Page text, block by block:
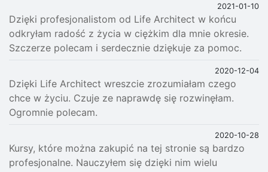
2021-01-10
Dzięki profesjonalistom od Life Architect w końcu
odkryłam radość z życia w ciężkim dla mnie okresie.
Szczerze polecam i serdecznie dziękuje za pomoc.
2020-12-04
Dzięki Life Architect wreszcie zrozumiałam czego
chce w życiu. Czuje ze naprawdę się rozwinęłam.
Ogromnie polecam.
2020-10-28
Kursy, które można zakupić na tej stronie są bardzo
profesjonalne. Nauczyłem się dzięki nim wielu